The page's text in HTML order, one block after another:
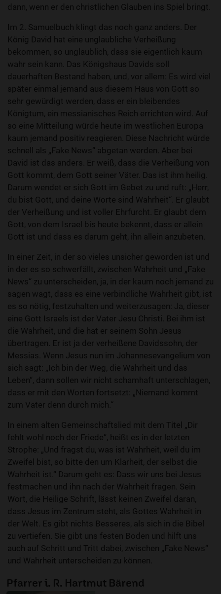
dann, wenn er den christlichen Glauben ins Spiel bringt.
Im 2. Samuelbuch klingt das noch ganz anders. Der
König David hat eine unglaubliche Verheißung
bekommen, so unglaublich, dass sie eigentlich kaum
wahr sein kann. Das Königshaus Davids soll
dauerhaften Bestand haben, und, vor allem: Es wird viel
später einmal jemand aus diesem Haus von Gott so
sehr gewürdigt werden, dass er ein bleibendes
Königtum, ein messianisches Reich errichten wird. Auf
so eine Mitteilung würde heute im westlichen Europa
kaum jemand positiv reagieren. Diese Nachricht würde
schnell als „Fake News“ abgetan werden. Aber bei
David ist das anders. Er weiß, dass die Verheißung von
Gott kommt, dem Gott seiner Väter. Das ist ihm heilig.
Darum wendet er sich Gott im Gebet zu und ruft: „Herr,
du bist Gott, und deine Worte sind Wahrheit“. Er glaubt
der Verheißung und ist voller Ehrfurcht. Er glaubt dem
Gott, von dem Israel bis heute bekennt, dass er allein
Gott ist und dass es darum geht, ihn allein anzubeten.
In einer Zeit, in der so vieles unsicher geworden ist und
in der es so schwerfällt, zwischen Wahrheit und „Fake
News“ zu unterscheiden, ja, in der kaum noch jemand zu
sagen wagt, dass es eine verbindliche Wahrheit gibt, ist
es so nötig, festzuhalten und weiterzusagen: Ja, dieser
eine Gott Israels ist der Vater Jesu Christi. Bei ihm ist
die Wahrheit, und die hat er seinem Sohn Jesus
übertragen. Er ist ja der verheißene Davidssohn, der
Messias. Wenn Jesus nun im Johannesevangelium von
sich sagt: „Ich bin der Weg, die Wahrheit und das
Leben“, dann sollen wir nicht schamhaft unterschlagen,
dass er mit den Worten fortsetzt: „Niemand kommt
zum Vater denn durch mich.“
In einem alten Gemeinschaftslied mit dem Titel „Dir
fehlt wohl noch der Friede“, heißt es in der letzten
Strophe: „Und fragst du, was ist Wahrheit, weil du im
Zweifel bist, so bitte den um Klarheit, der selbst die
Wahrheit ist.“ Darum geht es: Dass wir uns bei Jesus
festmachen und ihn nach der Wahrheit fragen. Sein
Wort, die Heilige Schrift, lässt keinen Zweifel daran,
dass Jesus im Zentrum steht, als Gottes Wahrheit in
der Welt. Es gibt nichts Besseres, als sich in die Bibel
zu vertiefen. Sie gibt uns festen Boden und hilft uns
auch auf Schritt und Tritt dabei, zwischen „Fake News“
und Wahrheit unterscheiden zu können.
Pfarrer i. R. Hartmut Bärend